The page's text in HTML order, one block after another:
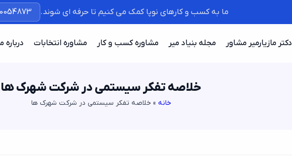
ما به کسب و کارهای نوپا کمک می کنیم تا حرفه ای شوند. 0054873
دکتر مازیارمیر مشاور مجله بنیاد میر مشاوره کسب و کار مشاوره انتخابات درباره
خلاصه تفکر سیستمی در شرکت شهرک ها
خانه » خلاصه تفکر سیستمی در شرکت شهرک ها